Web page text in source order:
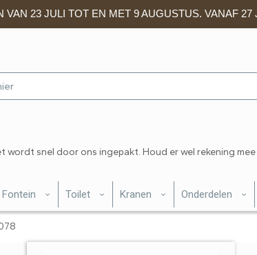
VAN 23 JULI TOT EN MET 9 AUGUSTUS. VANAF
wordt snel door ons ingepakt. Houd er wel rekening
Fontein Toilet Kranen Onderdelen